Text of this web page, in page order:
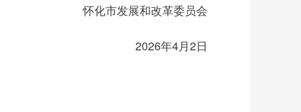
怀化市发展和改革委员会
年4月2日